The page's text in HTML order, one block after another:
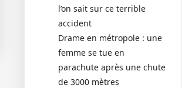
l’on sait sur ce terrible
accident
Drame en métropole : une
femme se tue en
parachute après une chute
de 3000 mètres